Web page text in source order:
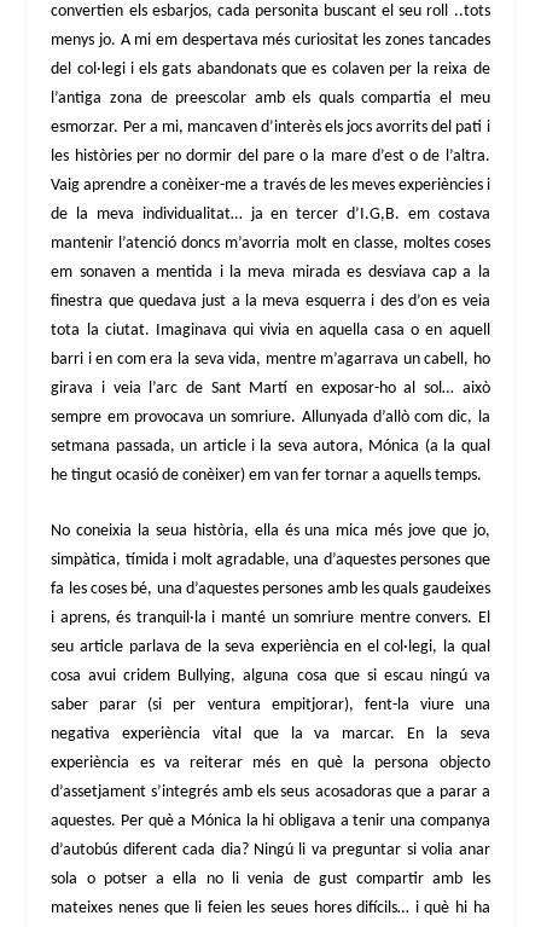
convertien els esbarjos, cada personita buscant el seu roll ..tots
menys jo. A mi em despertava més curiositat les zones tancades
del col·legi i els gats abandonats que es colaven per la reixa de
l’antiga zona de preescolar amb els quals compartia el meu
esmorzar. Per a mi, mancaven d’interès els jocs avorrits del pati i
les històries per no dormir del pare o la mare d’est o de l’altra.
Vaig aprendre a conèixer-me a través de les meves experiències i
de la meva individualitat… ja en tercer d’I.G,B. em costava
mantenir l’atenció doncs m’avorria molt en classe, moltes coses
em sonaven a mentida i la meva mirada es desviava cap a la
finestra que quedava just a la meva esquerra i des d’on es veia
tota la ciutat. Imaginava qui vivia en aquella casa o en aquell
barri i en com era la seva vida, mentre m’agarrava un cabell, ho
girava i veia l’arc de Sant Martí en exposar-ho al sol… això
sempre em provocava un somriure. Allunyada d’allò com dic, la
setmana passada, un article i la seva autora, Mónica (a la qual
he tingut ocasió de conèixer) em van fer tornar a aquells temps.
No coneixia la seua història, ella és una mica més jove que jo,
simpàtica, tímida i molt agradable, una d’aquestes persones que
fa les coses bé, una d’aquestes persones amb les quals gaudeixes
i aprens, és tranquil·la i manté un somriure mentre convers. El
seu article parlava de la seva experiència en el col·legi, la qual
cosa avui cridem Bullying, alguna cosa que si escau ningú va
saber parar (si per ventura empitjorar), fent-la viure una
negativa experiència vital que la va marcar. En la seva
experiència es va reiterar més en què la persona objecto
d’assetjament s’integrés amb els seus acosadoras que a parar a
aquestes. Per què a Mónica la hi obligava a tenir una companya
d’autobús diferent cada dia? Ningú li va preguntar si volia anar
sola o potser a ella no li venia de gust compartir amb les
mateixes nenes que li feien les seues hores difícils… i què hi ha